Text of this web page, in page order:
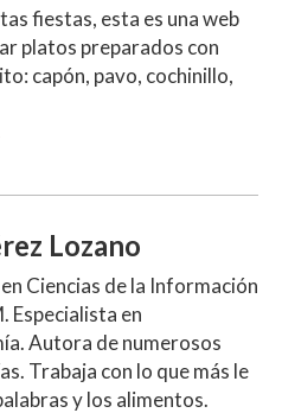
fiestas, esta es una web
platos preparados con
capón, pavo, cochinillo,
Lozano
Ciencias de la Información
Especialista en
Autora de numerosos
Trabaja con lo que más le
y los alimentos.